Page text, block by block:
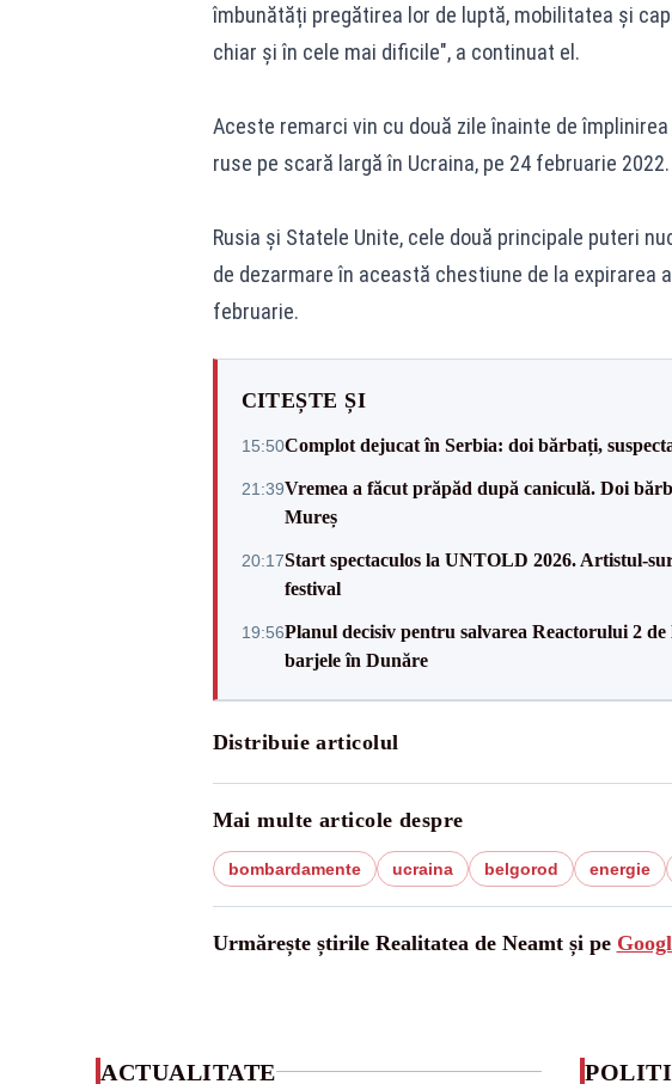
îmbunătăți pregătirea lor de luptă, mobilitatea și
chiar și în cele mai dificile", a continuat el.
Aceste remarci vin cu două zile înainte de
ruse pe scară largă în Ucraina, pe 24 februarie 2022.
Rusia și Statele Unite, cele două principale puteri
de dezarmare în această chestiune de la expirarea
februarie.
CITEȘTE ȘI
15:50Complot dejucat în Serbia: doi bărbați,
21:39Vremea a făcut prăpăd după caniculă. Doi
Mureș
20:17Start spectaculos la UNTOLD 2026. Artistul-
festival
19:56Planul decisiv pentru salvarea Reactorului 2
barjele în Dunăre
Distribuie articolul
Mai multe articole despre
bombardamente ucraina belgorod energie
Urmărește știrile Realitatea de Neamt și pe
ACTUALITATE